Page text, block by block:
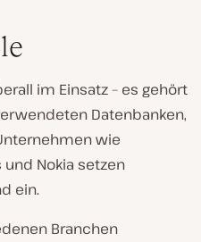
im Einsatz – es gehört
Datenbanken,
wie
Nokia setzen
ein.
Branchen